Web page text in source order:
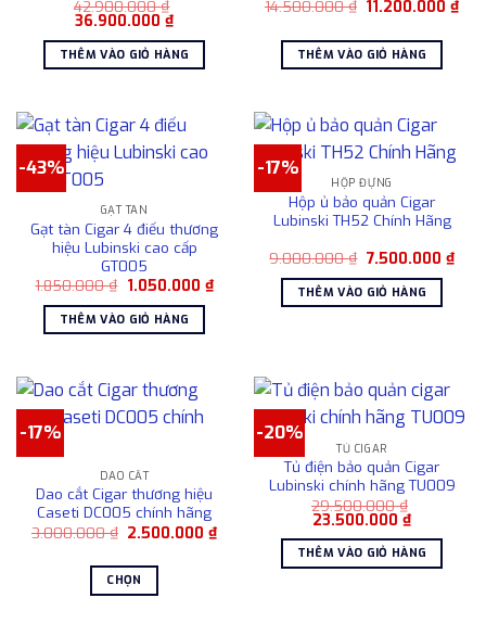
42.900.000₫
Giá
là:
42.900.000 ₫.
36.900.000 ₫Giá
hiện
tại
là:
36.900.000 ₫.
THÊM VÀO GIỎ HÀNG
14.500.000₫ Giá
14.500.000 ₫.
11.200.000₫Giá
hiện
THÊM VÀO GIỎ HÀNG
-43%
GẠT TÀN
Gạt tàn Cigar 4 điếu thương
hiệu Lubinski cao cấp
GT005
1.850.000₫ Giá
là:
1.850.000 ₫.
1.050.000 ₫Giá
THÊM VÀO GIỎ HÀNG
-17%
HỘP ĐỰNG
Hộp ủ bảo quản Cigar
Lubinski TH52 Chính Hãng
9.000.000₫ Giá
là:
9.000.000 ₫.
7.500.000 ₫Giá
THÊM VÀO GIỎ HÀNG
-17%
DAO CẮT
Dao cắt Cigar thương hiệu
Caseti DC005 chính hãng
3.000.000₫ Giá
3.000.000 ₫.
2.500.000₫Giá
hiện
CHỌN
-20%
TỦ CIGAR
Tủ điện bảo quản Cigar
Lubinski chính hãng TU009
29.500.000₫
Giá
là:
29.500.000 ₫.
23.500.000 ₫Giá
hiện
tại
là:
THÊM VÀO GIỎ HÀNG